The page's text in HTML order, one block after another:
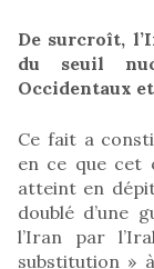
De surcroît,
du seuil
Occidentaux
Ce fait a
en ce que cet
atteint en
doublé d’une
l’Iran par
substitution »